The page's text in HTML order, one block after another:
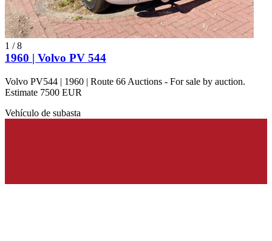
1 /8
1960 | Volvo PV 544
Volvo PV544 | 1960 | Route 66 Auctions - For sale by auction.
Estimate 7500 EUR
Vehículo de subasta